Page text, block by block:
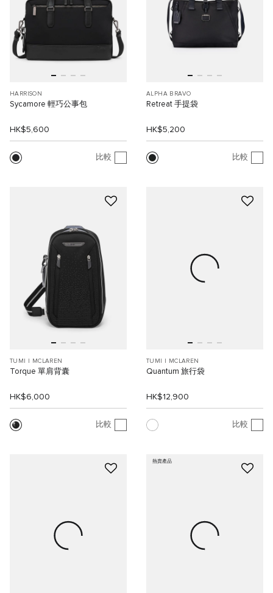
HARRISON
Sycamore 輕巧公事包
HK$5,600
比較
ALPHA BRAVO
Retreat 手提袋
HK$5,200
比較
TUMI I MCLAREN
Torque 單肩背囊
HK$6,000
比較
TUMI I MCLAREN
Quantum 旅行袋
HK$12,900
比較
熱賣產品